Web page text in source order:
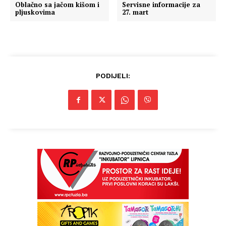
Info
Oblačno sa jačom kišom i
pljuskovima
Servisne informacije za
27. mart
PODIJELI: